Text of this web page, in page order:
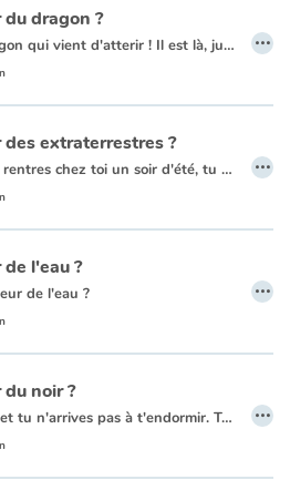
dragon ?
C'est un dragon qui vient d'atterir ! Il est là, juste en face de toi ! …
des extraterrestres ?
Alors que tu rentres chez toi un soir d'été, tu rencontres des petits extraterrestres qui se mettent à t'osculter sous tous les angles dans leur vaisseau spatial... Horreur malheur ! …
l'eau ?
de l'eau ? …
noir ?
C'est la nuit et tu n'arrives pas à t'endormir. Tu guettes la lumière du couloir. Tu entends tes parents qui parlent et qui rient. Mais soudain, CLAC, tout s'éteint et tes parents vont se coucher... Et voilà que, dans le noir, tu entends des bruits très bizarres... Quand la nuit est bien noire, on en a une peur bleue ! …